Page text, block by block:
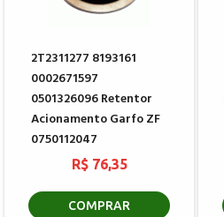
2T2311277 8193161
0002671597
0501326096 Retentor
Acionamento Garfo ZF
0750112047
R$ 76,35
COMPRAR